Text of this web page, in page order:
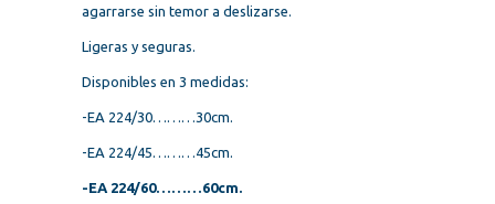
agarrarse sin temor a deslizarse.
Ligeras y seguras.
Disponibles en 3 medidas:
-EA 224/30………30cm.
-EA 224/45………45cm.
-EA 224/60………60cm.